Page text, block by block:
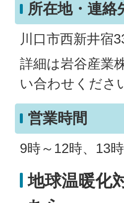
所在地・連絡
川口市西新井宿
詳細は岩谷産業
い合わせくださ
営業時間
9時～12時、13
地球温暖化